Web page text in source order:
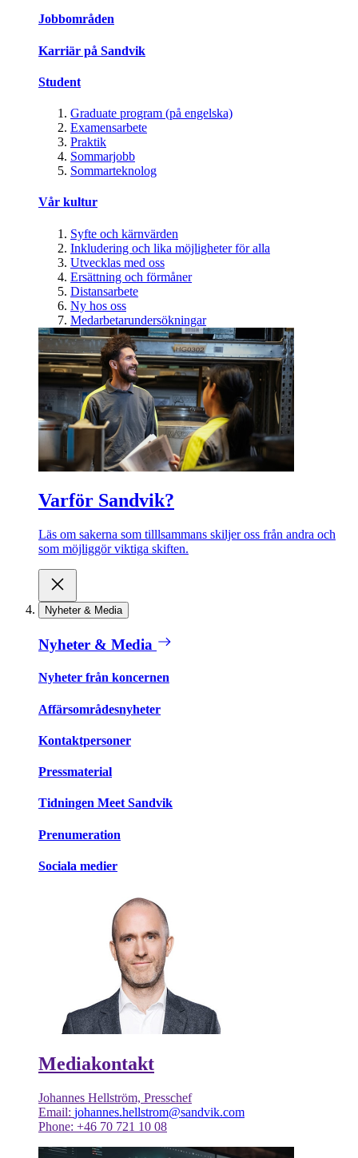
Jobbområden
Karriär på Sandvik
Student
Graduate program (på engelska)
Examensarbete
Praktik
Sommarjobb
Sommarteknolog
Vår kultur
Syfte och kärnvärden
Inkludering och lika möjligheter för alla
Utvecklas med oss
Ersättning och förmåner
Distansarbete
Ny hos oss
Medarbetarundersökningar
Varför Sandvik?
Läs om sakerna som tilllsammans skiljer oss från andra och
som möjliggör viktiga skiften.
Nyheter & Media
Nyheter & Media
Nyheter från koncernen
Affärsområdesnyheter
Kontaktpersoner
Pressmaterial
Tidningen Meet Sandvik
Prenumeration
Sociala medier
Mediakontakt
Johannes Hellström, Presschef
Email: johannes.hellstrom@sandvik.com
Phone: +46 70 721 10 08